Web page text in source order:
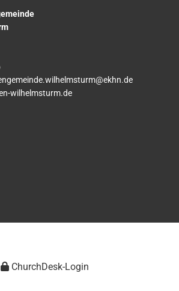
wilhelmsturm.de
ChurchDesk-Login